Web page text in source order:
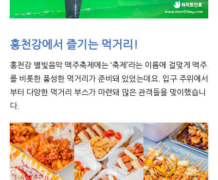
홍천강에서 즐기는 먹거리!
홍천강 별빛음악 맥주축제에는 ‘축제’라는 이름에 걸맞게 맥주
를 비롯한 풍성한 먹거리가 준비돼 있었는데요. 입구 주위에서
부터 다양한 먹거리 부스가 마련돼 많은 관객들을 맞이했습니
다.